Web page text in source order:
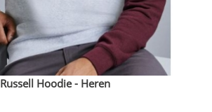
Russell Hoodie - Heren